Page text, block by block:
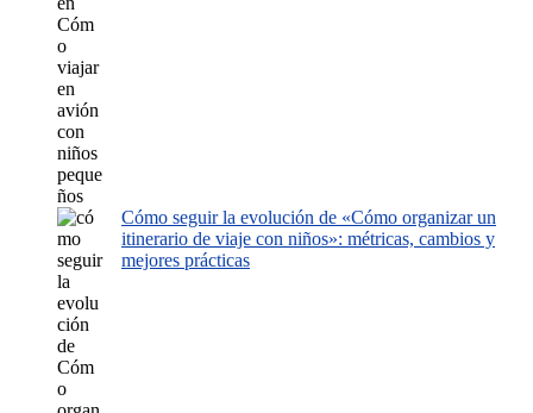
Cómo seguir la evolución de «Cómo organizar un
itinerario de viaje con niños»: métricas, cambios y
mejores prácticas